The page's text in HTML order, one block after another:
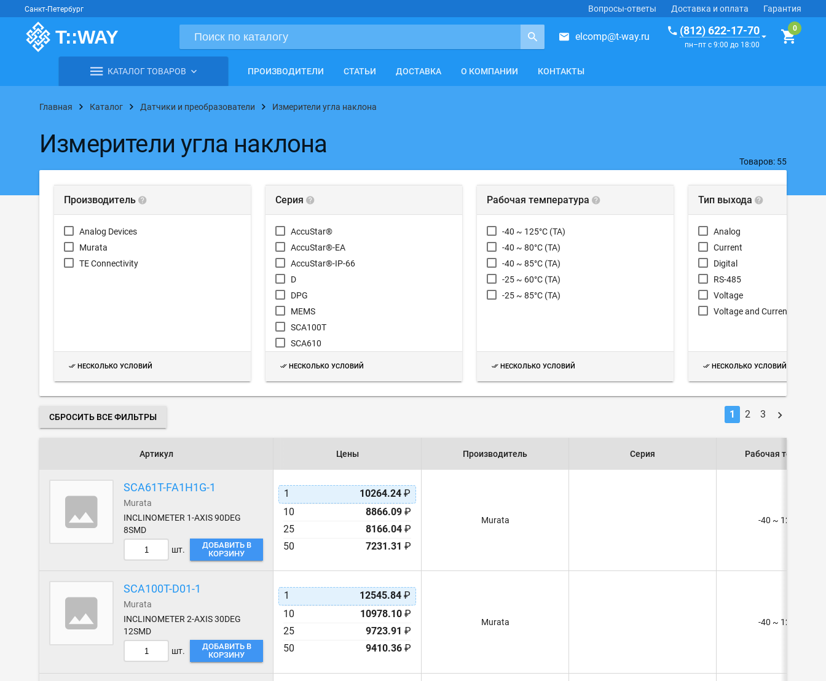
Санкт-Петербург Вопросы-ответы Доставка и оплата Гарантия
elcomp@t-way.ru (812) 622-17-70
пн–пт с 9:00 до 18:00
КАТАЛОГ ТОВАРОВ ПРОИЗВОДИТЕЛИ СТАТЬИ ДОСТАВКА О КОМПАНИИ КОНТАКТЫ
Главная Каталог Датчики и преобразователи Измерители угла наклона
Измерители угла наклона
Товаров: 55
Производитель
Analog Devices
Murata
TE Connectivity
НЕСКОЛЬКО УСЛОВИЙ
Серия
AccuStar®
AccuStar®-EA
AccuStar®-IP-66
D
DPG
MEMS
SCA100T
SCA610
НЕСКОЛЬКО УСЛОВИЙ
Рабочая температура
-40 ~ 125°C (TA)
-40 ~ 80°C (TA)
-40 ~ 85°C (TA)
-25 ~ 60°C (TA)
-25 ~ 85°C (TA)
НЕСКОЛЬКО УСЛОВИЙ
Тип выхода
Analog
Current
Digital
RS-485
Voltage
Voltage and Current
НЕСКОЛЬКО УСЛОВИЙ
СБРОСИТЬ ВСЕ ФИЛЬТРЫ 1 2 3
Артикул Цены Производитель Серия Рабочая
SCA61T-FA1H1G-1
Murata
INCLINOMETER 1-AXIS 90DEG
8SMD
шт.
ДОБАВИТЬ В
КОРЗИНУ
SCA100T-D01-1
Murata
INCLINOMETER 2-AXIS 30DEG
12SMD
шт.
ДОБАВИТЬ В
КОРЗИНУ
1 10264.24 ₽
10
8866.09 ₽
25
8166.04 ₽
50
7231.31 ₽
Murata -40 ~ 125°C (TA)
1 12545.84 ₽
10
10978.10 ₽
25
9723.91 ₽
50
9410.36 ₽
Murata -40 ~ 125°C (TA)